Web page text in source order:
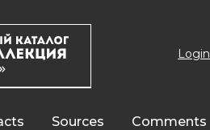
Login
Sources Comments